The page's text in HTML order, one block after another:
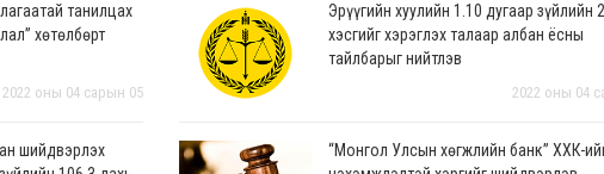
танилцах
хөтөлбөрт
2022 оны 04 сарын 05
Эрүүгийн хуулийн 1.10 дугаар зүйлийн
хэсгийг хэрэглэх талаар албан ёсны
тайлбарыг нийтлэв
2022 оны 04
шийдвэрлэх
“Монгол Улсын хөгжлийн банк” ХХК-